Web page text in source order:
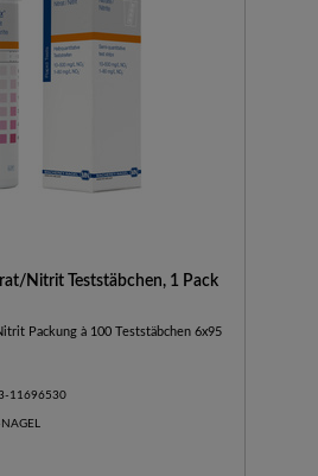
Nitrit Teststäbchen, 1 Pack
Packung à 100 Teststäbchen 6x95
11696530